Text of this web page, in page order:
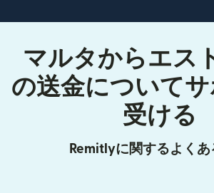
マルタからエス
の送金について
受ける
Remitlyに関するよくあ